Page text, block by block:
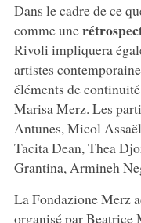
Dans le cadre de ce
comme une
Rivoli impliquera
artistes
éléments de
Marisa Merz. Les
Antunes, Micol
Tacita Dean, Thea
Grantina, Armineh
La Fondazione Merz
organisé par Beatrice